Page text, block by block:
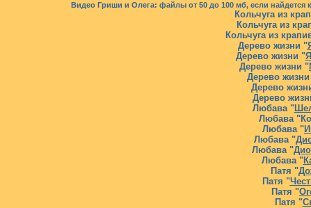
Видео Гриши и Олега: файлы от 50 до 100 мб, если найдется
Кольчуга из
Кольчуга из
Кольчуга из
Дерево жизни "
Дерево жизни "
Дерево жизни "
Дерево
Дерево
Дерево
Любава "
Любава
Любава "
Любава "
Любава "
Любава "
Патя "
Патя "
Патя "
Патя "